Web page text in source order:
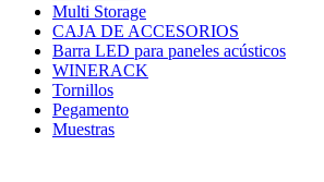
Multi Storage
CAJA DE ACCESORIOS
Barra LED para paneles acústicos
WINERACK
Tornillos
Pegamento
Muestras